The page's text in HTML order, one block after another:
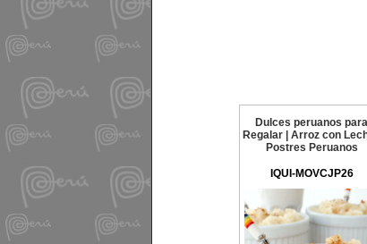
Dulces peruanos para
Regalar | Arroz con
Postres Peruanos
IQUI-MOVCJP26